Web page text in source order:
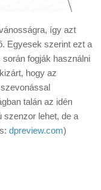
így azt
Egyesek szerint ezt a
fogják használni
hogy az
talán az idén
szenzor lehet, de a
dpreview.com)